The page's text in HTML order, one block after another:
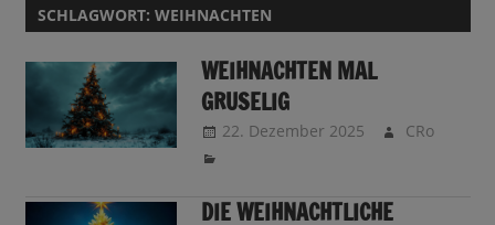
SCHLAGWORT: WEIHNACHTEN
WEIHNACHTEN MAL
GRUSELIG
22. Dezember 2025 CRo
DIE WEIHNACHTLICHE